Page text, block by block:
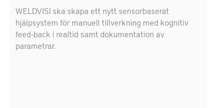
WELDVISI ska skapa ett nytt sensorbaserat
hjälpsystem för manuell tillverkning med kognitiv
feed-back i realtid samt dokumentation av
parametrar.